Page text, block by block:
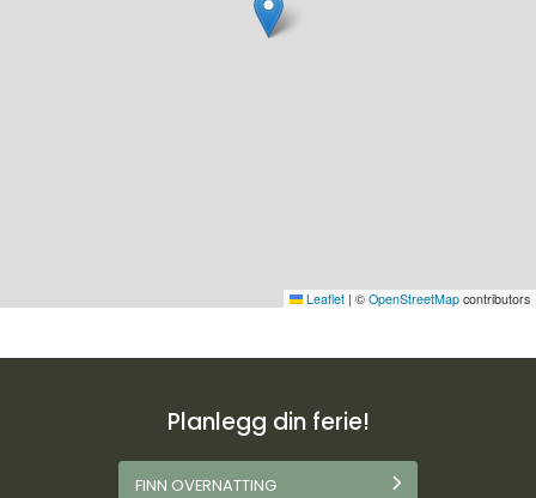
Leaflet | © OpenStreetMap contributors
Planlegg din ferie!
FINN OVERNATTING